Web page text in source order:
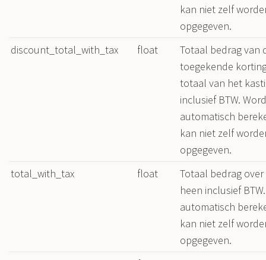
kan niet zelf
opgegeven.
discount_total_with_tax
float
Totaal bedrag van
toegekende
totaal van het
inclusief BTW.
automatisch
kan niet zelf
opgegeven.
total_with_tax
float
Totaal bedrag
heen inclusief
automatisch
kan niet zelf
opgegeven.